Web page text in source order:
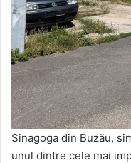
Sinagoga din Buzău,
unul dintre cele mai